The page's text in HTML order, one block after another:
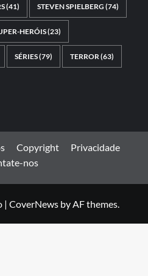
(41) STEVEN SPIELBERG (74)
HERÓIS(23)
SÉRIES(79) TERROR(63)
Copyright
Privacidade
nos
| CoverNews by AF themes.